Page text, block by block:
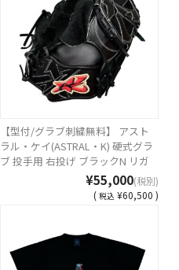
【型付/グラブ刺繍無料】 アスト
ラル・ケイ(ASTRAL・K) 硬式グラ
ブ 投手用 右投げ ブラックN リガ
ーレバック MADE IN TSURUGA
JAPAN AST-1K-90NT-250821 [ 型付
け無料 硬式グラブ刺繍2ヶ所無料
合、1ヶ所+3300円(税込)]
¥55,000(税別)
( 税込 ¥60,500 )